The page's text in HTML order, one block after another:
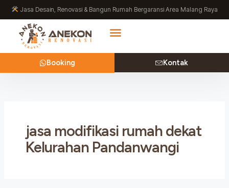
Lewati
Jasa Desain, Renovasi & Bangun Rumah Bergaransi Area Malang Raya
Booking Kontak
jasa modifikasi rumah dekat
Kelurahan Pandanwangi